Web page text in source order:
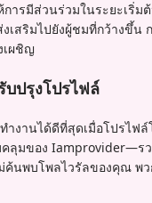
ารมีส่วนร่วมในระยะเ
เสริมไปยังผู้ชมที่กว้างขึ้
เผชิญ
บปรุงโปรไฟล์
งานได้ดีที่สุดเมื่อโปรไฟ
ลุมของ Iamprovider—ร
ค้นพบโพลไวรัลของคุณ พ